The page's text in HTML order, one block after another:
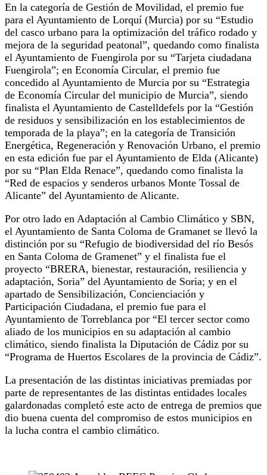
En la categoría de Gestión de Movilidad, el premio fue
para el Ayuntamiento de Lorquí (Murcia) por su “Estudio
del casco urbano para la optimización del tráfico rodado y
mejora de la seguridad peatonal”, quedando como finalista
el Ayuntamiento de Fuengirola por su “Tarjeta ciudadana
Fuengirola”; en Economía Circular, el premio fue
concedido al Ayuntamiento de Murcia por su “Estrategia
de Economía Circular del municipio de Murcia”, siendo
finalista el Ayuntamiento de Castelldefels por la “Gestión
de residuos y sensibilización en los establecimientos de
temporada de la playa”; en la categoría de Transición
Energética, Regeneración y Renovación Urbano, el premio
en esta edición fue par el Ayuntamiento de Elda (Alicante)
por su “Plan Elda Renace”, quedando como finalista la
“Red de espacios y senderos urbanos Monte Tossal de
Alicante” del Ayuntamiento de Alicante.
Por otro lado en Adaptación al Cambio Climático y SBN,
el Ayuntamiento de Santa Coloma de Gramanet se llevó la
distinción por su “Refugio de biodiversidad del río Besós
en Santa Coloma de Gramenet” y el finalista fue el
proyecto “BRERA, bienestar, restauración, resiliencia y
adaptación, Soria” del Ayuntamiento de Soria; y en el
apartado de Sensibilización, Concienciación y
Participación Ciudadana, el premio fue para el
Ayuntamiento de Torreblanca por “El tercer sector como
aliado de los municipios en su adaptación al cambio
climático, siendo finalista la Diputación de Cádiz por su
“Programa de Huertos Escolares de la provincia de Cádiz”.
La presentación de las distintas iniciativas premiadas por
parte de representantes de las distintas entidades locales
galardonadas completó este acto de entrega de premios que
dio buena cuenta del compromiso de estos municipios en
la lucha contra el cambio climático.